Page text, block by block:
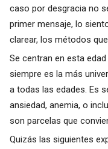
caso por desgracia no
primer mensaje, lo
clarear, los métodos
Se centran en esta
siempre es la más
a todas las edades. Es
ansiedad, anemia, o
son parcelas que
Quizás las siguientes